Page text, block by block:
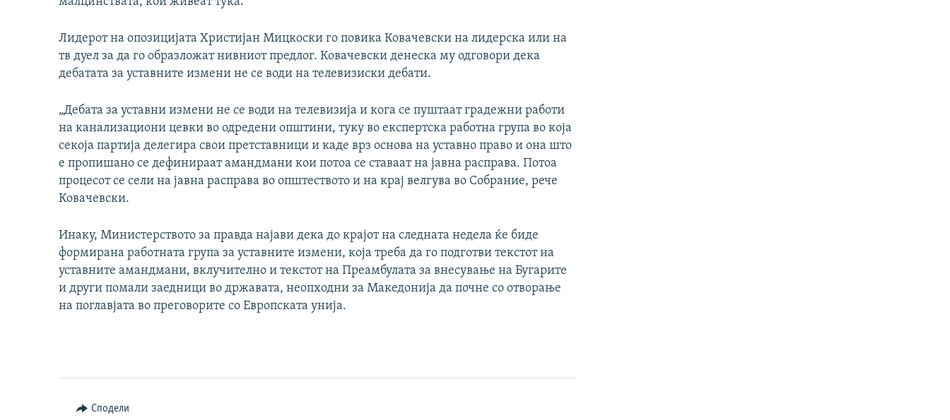
Лидерот на опозицијата Христијан Мицкоски го повика Ковачевски на лидерска или на
тв дуел за да го образложат нивниот предлог. Ковачевски денеска му одговори дека
дебатата за уставните измени не се води на телевизиски дебати.
„Дебата за уставни измени не се води на телевизија и кога се пуштаат градежни работи
на канализациони цевки во одредени општини, туку во експертска работна група во која
секоја партија делегира свои претставници и каде врз основа на уставно право и она што
е пропишано се дефинираат амандмани кои потоа се ставаат на јавна расправа. Потоа
процесот се сели на јавна расправа во општеството и на крај велгува во Собрание, рече
Ковачевски.
Инаку, Министерството за правда најави дека до крајот на следната недела ќе биде
формирана работната група за уставните измени, која треба да го подготви текстот на
уставните амандмани, вклучително и текстот на Преамбулата за внесување на Бугарите
и други помали заедници во државата, неопходни за Македонија да почне со отворање
на поглавјата во преговорите со Европската унија.
Сподели